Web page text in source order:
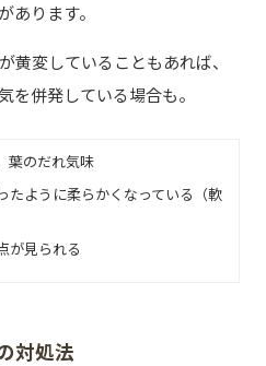
あります。
黄変していることもあれば、
を併発している場合も。
葉のだれ気味
たように柔らかくなっている（軟
が見られる
対処法